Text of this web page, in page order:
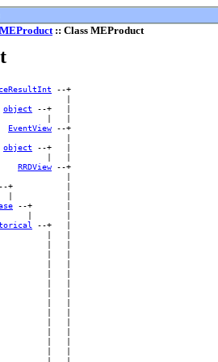
:: Class MEProduct
--+
|
object --+   |
|   |
EventView --+
|
object --+   |
|   |
RRDView --+
|
+           |
|           |
--+       |
|       |
--+   |
|   |
|   |
|   |
|   |
|   |
|   |
|   |
|   |
|   |
|   |
|   |
|   |